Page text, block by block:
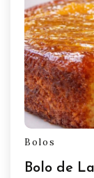
Bolos
Bolo de